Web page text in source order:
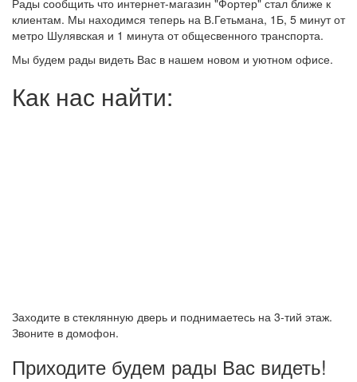
Рады сообщить что интернет-магазин "Фортер" стал ближе к
клиентам. Мы находимся теперь на В.Гетьмана, 1Б, 5 минут от
метро Шулявская и 1 минута от общесвенного транспорта.
Мы будем рады видеть Вас в нашем новом и уютном офисе.
Как нас найти:
Заходите в стеклянную дверь и поднимаетесь на 3-тий этаж.
Звоните в домофон.
Приходите будем рады Вас видеть!